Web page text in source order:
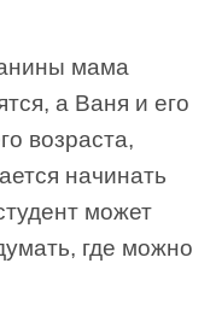
мама
а Ваня и его
возраста,
начинать
может
где можно